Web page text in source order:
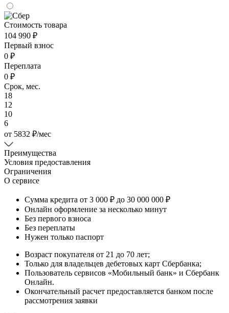
Стоимость товара
104 990 ₽
Первый взнос
0 ₽
Переплата
0 ₽
Срок, мес.
18
12
10
6
от 5832 ₽/мес
Преимущества
Условия предоставления
Ограничения
О сервисе
Сумма кредита от 3 000 ₽ до 30 000 000 ₽
Онлайн оформление за несколько минут
Без первого взноса
Без переплаты
Нужен только паспорт
Возраст покупателя от 21 до 70 лет;
Только для владельцев дебетовых карт Сбербанка;
Пользователь сервисов «Мобильный банк» и Сбербанк
Онлайн.
Окончательный расчет предоставляется банком после
рассмотрения заявки